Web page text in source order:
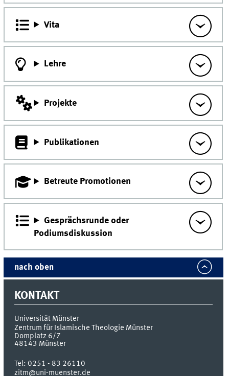
Vita
Lehre
Projekte
Publikationen
Betreute Promotionen
Gesprächsrunde oder
Podiumsdiskussion
nach oben
KONTAKT
Universität Münster
Zentrum für Islamische Theologie Münster
Domplatz 6/7
48143 Münster
Tel:0251 - 83 26110
zitm@uni-muenster.de